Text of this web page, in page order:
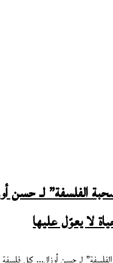
الفلسفة” لـ حسن
لا يعوّل عليها